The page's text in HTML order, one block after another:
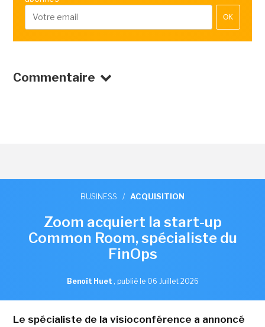
OK
Commentaire
BUSINESS / ACQUISITION
Zoom acquiert la start-up
Common Room, spécialiste du
FinOps
Benoît Huet , publié le 06 Juillet 2026
Le spécialiste de la visioconférence a annoncé